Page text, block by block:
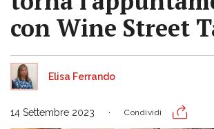
con Wine Street
Elisa Ferrando
14 Settembre 2023 Condividi